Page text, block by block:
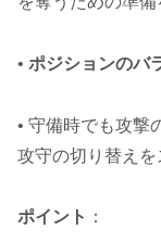
• ポジションのバ
• 守備時でも攻撃
攻守の切り替えを
ポイント ：